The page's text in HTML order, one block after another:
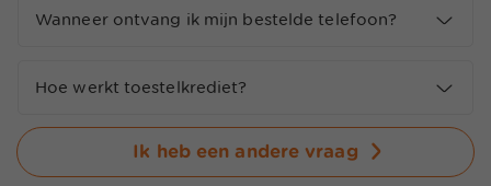
Wanneer ontvang ik mijn bestelde telefoon?
Hoe werkt toestelkrediet?
Ik heb een andere vraag